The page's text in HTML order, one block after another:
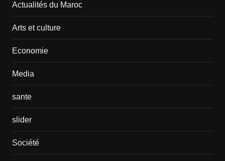
Actualités du Maroc
Arts et culture
Economie
Media
sante
slider
Société